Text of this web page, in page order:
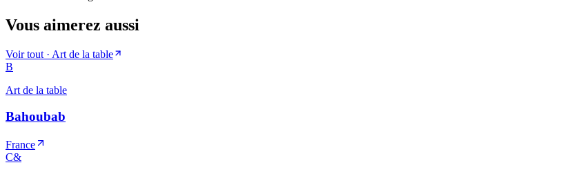
Vous aimerez aussi
Voir tout · Art de la table
B
Art de la table
Bahoubab
France
C&